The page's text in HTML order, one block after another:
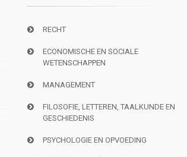
RECHT
ECONOMISCHE EN SOCIALE
WETENSCHAPPEN
MANAGEMENT
FILOSOFIE, LETTEREN, TAALKUNDE EN
GESCHIEDENIS
PSYCHOLOGIE EN OPVOEDING